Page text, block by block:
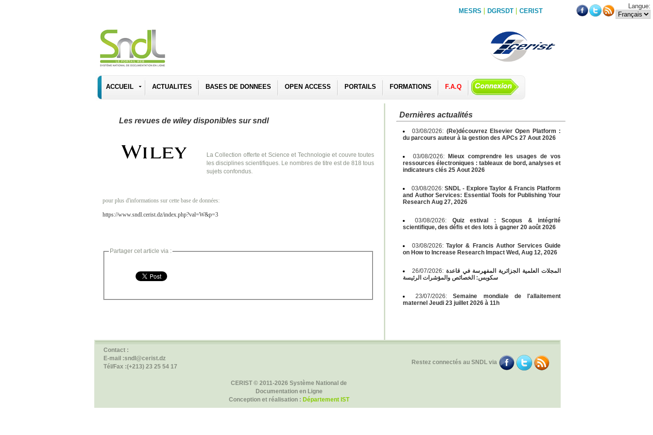
MESRS | DGRSDT | CERIST
Langue:
ACCUEIL ACTUALITES BASES DE DONNEES OPEN ACCESS PORTAILS FORMATIONS F.A.Q
Les revues de wiley disponibles sur sndl
La Collection offerte et Science et Technologie et couvre toutes
les disciplines scientifiques. Le nombres de titre est de 818 tous
sujets confondus.
pour plus d'informations sur cette base de données:
https://www.sndl.cerist.dz/index.php?val=W&p=3
Partager cet article via :
Dernières actualités
03/08/2026: (Re)découvrez Elsevier Open Platform :
du parcours auteur à la gestion des APCs 27 Aout 2026
03/08/2026:
Mieux comprendre les usages de vos
ressources électroniques : tableaux de bord, analyses et
indicateurs clés 25 Aout 2026
03/08/2026:SNDL - Explore Taylor & Francis Platform
and Author Services: Essential Tools for Publishing Your
Research Aug 27, 2026
03/08/2026: Quiz estival : Scopus & intégrité
scientifique, des défis et des lots à gagner 20 août 2026
03/08/2026:Taylor & Francis Author Services Guide
on How to Increase Research Impact Wed, Aug 12, 2026
26/07/2026: المجلات العلمية الجزائرية المفهرسة في قاعدة
سكوبس: الخصائص والمؤشرات الرئيسة
23/07/2026:Semaine mondiale de l'allaitement
maternel Jeudi 23 juillet 2026 à 11h
Contact :
E-mail :sndl@cerist.dz
Tél/Fax :(+213) 23 25 54 17
Restez connectés au SNDL via
CERIST © 2011-2026 Système National de
Documentation en Ligne
Conception et réalisation : Département IST